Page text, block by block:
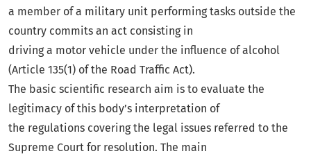
a member of a military unit performing tasks outside the
country commits an act consisting in
driving a motor vehicle under the influence of alcohol
(Article 135(1) of the Road Traffic Act).
The basic scientific research aim is to evaluate the
legitimacy of this body’s interpretation of
the regulations covering the legal issues referred to the
Supreme Court for resolution. The main